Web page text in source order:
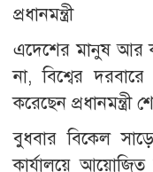
প্রধানমন্ত্রী
এদেশের মানুষ আর
না, বিশ্বের
করেছেন প্রধানমন্ত্রী
বুধবার বিকেল
কার্যালয়ে